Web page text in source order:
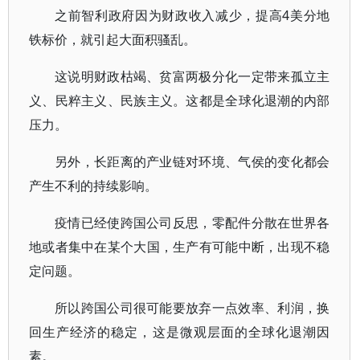
之前智利政府因为财政收入减少，提高4美分地
铁标价，就引起大面积骚乱。
这说明财政枯竭、贫富两极分化一定带来孤立主
义、民粹主义、民族主义。这都是全球化退潮的内部
压力。
另外，长距离的产业链对环境、气侯的变化都会
产生不利的持续影响。
疫情已经使跨国公司反思，零配件分散在世界各
地或者集中在某个大国，生产有可能中断，出现不稳
定问题。
所以跨国公司很可能要放弃一点效率、利润，换
回生产经济的稳定，这是微观层面的全球化退潮因
素。